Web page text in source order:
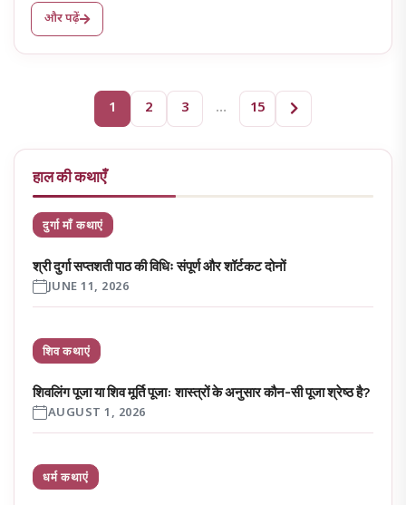
और पढ़ें
1 2 3 … 15 अगला
हाल की कथाएँ
दुर्गा माँ कथाएं
श्री दुर्गा सप्तशती पाठ की विधिः संपूर्ण और शॉर्टकट दोनों
JUNE 11, 2026
शिव कथाएं
शिवलिंग पूजा या शिव मूर्ति पूजा: शास्त्रों के अनुसार कौन-सी पूजा श्रेष्ठ है?
AUGUST 1, 2026
धर्म कथाएं